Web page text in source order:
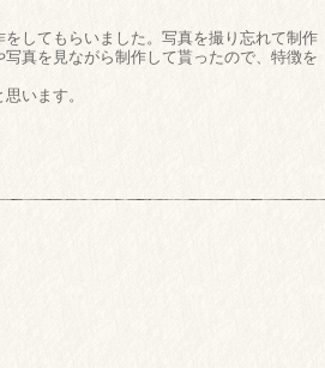
してもらいました。写真を撮り忘れて制作
真を見ながら制作して貰ったので、特徴を
います。